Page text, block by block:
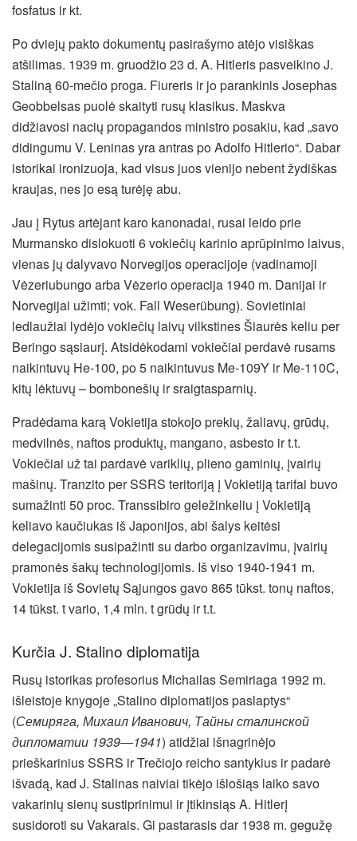
fosfatus ir kt.
Po dviejų pakto dokumentų pasirašymo atėjo visiškas
atšilimas. 1939 m. gruodžio 23 d. A. Hitleris pasveikino J.
Staliną 60-mečio proga. Fiureris ir jo parankinis Josephas
Geobbelsas puolė skaityti rusų klasikus. Maskva
didžiavosi nacių propagandos ministro posakiu, kad „savo
didingumu V. Leninas yra antras po Adolfo Hitlerio“. Dabar
istorikai ironizuoja, kad visus juos vienijo nebent žydiškas
kraujas, nes jo esą turėję abu.
Jau į Rytus artėjant karo kanonadai, rusai leido prie
Murmansko dislokuoti 6 vokiečių karinio aprūpinimo laivus,
vienas jų dalyvavo Norvegijos operacijoje (vadinamoji
Vėzeriubungo arba Vėzerio operacija 1940 m. Danijai ir
Norvegijai užimti; vok. Fall Weserübung). Sovietiniai
ledlaužiai lydėjo vokiečių laivų vilkstines Šiaurės keliu per
Beringo sąsiaurį. Atsidėkodami vokiečiai perdavė rusams
naikintuvų He-100, po 5 naikintuvus Me-109Y ir Me-110C,
kitų lėktuvų – bombonešių ir sraigtasparnių.
Pradėdama karą Vokietija stokojo prekių, žaliavų, grūdų,
medvilnės, naftos produktų, mangano, asbesto ir t.t.
Vokiečiai už tai pardavė variklių, plieno gaminių, įvairių
mašinų. Tranzito per SSRS teritoriją į Vokietiją tarifai buvo
sumažinti 50 proc. Transsibiro geležinkeliu į Vokietiją
keliavo kaučiukas iš Japonijos, abi šalys keitėsi
delegacijomis susipažinti su darbo organizavimu, įvairių
pramonės šakų technologijomis. Iš viso 1940-1941 m.
Vokietija iš Sovietų Sąjungos gavo 865 tūkst. tonų naftos,
14 tūkst. t vario, 1,4 mln. t grūdų ir t.t.
Kurčia J. Stalino diplomatija
Rusų istorikas profesorius Michailas Semiriaga 1992 m.
išleistoje knygoje „Stalino diplomatijos paslaptys“
(Семиряга, Михаил Иванович, Тайны сталинской
дипломатии 1939—1941) atidžiai išnagrinėjo
prieškarinius SSRS ir Trečiojo reicho santykius ir padarė
išvadą, kad J. Stalinas naiviai tikėjo išlošiąs laiko savo
vakarinių sienų sustiprinimui ir įtikinsiąs A. Hitlerį
susidoroti su Vakarais. Gi pastarasis dar 1938 m. gegužę